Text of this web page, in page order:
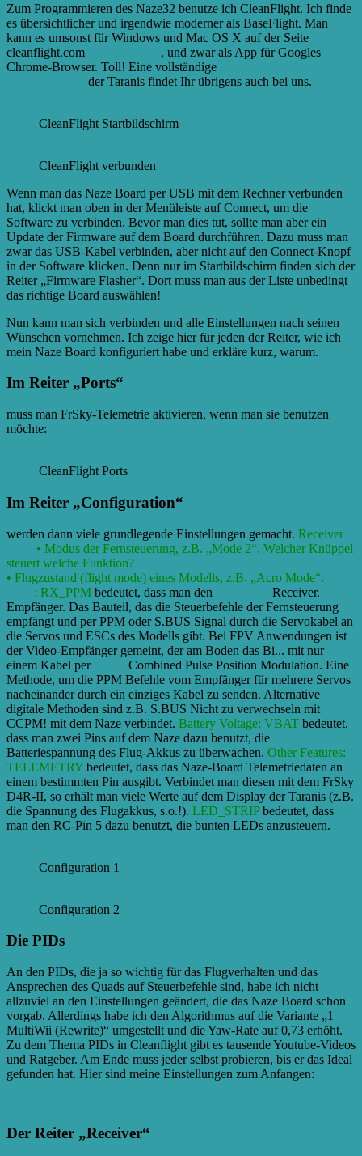
Zum Programmieren des Naze32 benutze ich CleanFlight. Ich finde
es übersichtlicher und irgendwie moderner als BaseFlight. Man
kann es umsonst für Windows und Mac OS X auf der Seite
cleanflight.com
, und zwar als App für Googles
Chrome-Browser. Toll! Eine vollständige
der Taranis findet Ihr übrigens auch bei uns.
CleanFlight Startbildschirm
CleanFlight verbunden
Wenn man das Naze Board per USB mit dem Rechner verbunden
hat, klickt man oben in der Menüleiste auf Connect, um die
Software zu verbinden. Bevor man dies tut, sollte man aber ein
Update der Firmware auf dem Board durchführen. Dazu muss man
zwar das USB-Kabel verbinden, aber nicht auf den Connect-Knopf
in der Software klicken. Denn nur im Startbildschirm finden sich der
Reiter „Firmware Flasher“. Dort muss man aus der Liste unbedingt
das richtige Board auswählen!
Nun kann man sich verbinden und alle Einstellungen nach seinen
Wünschen vornehmen. Ich zeige hier für jeden der Reiter, wie ich
mein Naze Board konfiguriert habe und erkläre kurz, warum.
Im Reiter „Ports“
muss man FrSky-Telemetrie aktivieren, wenn man sie benutzen
möchte:
CleanFlight Ports
Im Reiter „Configuration“
werden dann viele grundlegende Einstellungen gemacht. Receiver
• Modus der Fernsteuerung, z.B. „Mode 2“. Welcher Knüppel
steuert welche Funktion?
• Flugzustand (flight mode) eines Modells, z.B. „Acro Mode“.
: RX_PPM bedeutet, dass man den
Receiver.
Empfänger. Das Bauteil, das die Steuerbefehle der Fernsteuerung
empfängt und per PPM oder S.BUS Signal durch die Servokabel an
die Servos und ESCs des Modells gibt. Bei FPV Anwendungen ist
der Video-Empfänger gemeint, der am Boden das Bi... mit nur
einem Kabel per
Combined Pulse Position Modulation. Eine
Methode, um die PPM Befehle vom Empfänger für mehrere Servos
nacheinander durch ein einziges Kabel zu senden. Alternative
digitale Methoden sind z.B. S.BUS Nicht zu verwechseln mit
CCPM! mit dem Naze verbindet. Battery Voltage: VBAT bedeutet,
dass man zwei Pins auf dem Naze dazu benutzt, die
Batteriespannung des Flug-Akkus zu überwachen. Other Features:
TELEMETRY bedeutet, dass das Naze-Board Telemetriedaten an
einem bestimmten Pin ausgibt. Verbindet man diesen mit dem FrSky
D4R-II, so erhält man viele Werte auf dem Display der Taranis (z.B.
die Spannung des Flugakkus, s.o.!). LED_STRIPbedeutet, dass
man den RC-Pin 5 dazu benutzt, die bunten LEDs anzusteuern.
Configuration 1
Configuration 2
Die PIDs
An den PIDs, die ja so wichtig für das Flugverhalten und das
Ansprechen des Quads auf Steuerbefehle sind, habe ich nicht
allzuviel an den Einstellungen geändert, die das Naze Board schon
vorgab. Allerdings habe ich den Algorithmus auf die Variante „1
MultiWii (Rewrite)“ umgestellt und die Yaw-Rate auf 0,73 erhöht.
Zu dem Thema PIDs in Cleanflight gibt es tausende Youtube-Videos
und Ratgeber. Am Ende muss jeder selbst probieren, bis er das Ideal
gefunden hat. Hier sind meine Einstellungen zum Anfangen:
Der Reiter „Receiver“